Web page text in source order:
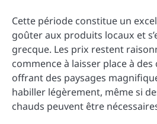
Cette période constitue un
goûter aux produits locaux et
grecque. Les prix restent
commence à laisser place à
offrant des paysages
habiller légèrement, même si
chauds peuvent être